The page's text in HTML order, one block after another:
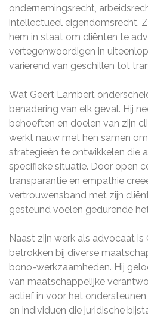
ondernemingsrecht,
intellectueel eigendomsrecht.
hem in staat om cliënten te
vertegenwoordigen in
variërend van geschillen tot
Wat Geert Lambert
benadering van elk geval. Hij
behoeften en doelen van zijn
werkt nauw met hen samen
strategieën te ontwikkelen die
specifieke situatie. Door open
transparantie en empathie
vertrouwensband met zijn
gesteund voelen gedurende
Naast zijn werk als advocaat
betrokken bij diverse
bono-werkzaamheden. Hij
van maatschappelijke
actief in voor het
en individuen die juridische